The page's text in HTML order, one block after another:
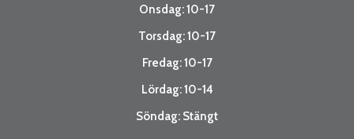
Onsdag: 10-17
Torsdag: 10-17
Fredag: 10-17
Lördag: 10-14
Söndag: Stängt